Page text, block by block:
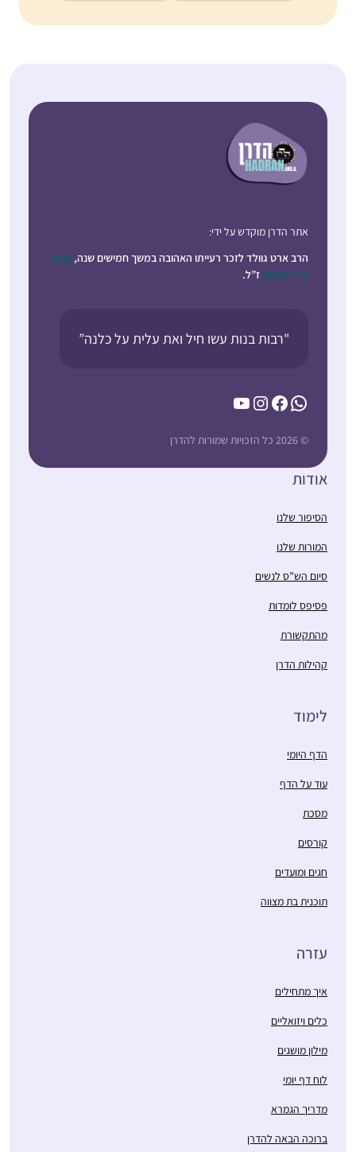
אתר הדרן מוקדש על ידי:
הרב ארט גוולד לזכר רעייתו האהובה במשך חמישים שנה, קרול
ג’וי רובינסון ז”ל.
"רבות בנות עשו חיל ואת עלית על כלנה”
WhatsApp
Facebook
Instagram
YouTube
© 2026 כל הזכויות שמורות להדרן
אודות
הסיפור שלנו
המורות שלנו
סיום הש”ס לנשים
פסיפס לומדות
מהתקשורת
קהילות הדרן
לימוד
הדף היומי
עוד על הדף
מסכת
קורסים
חגים ומועדים
תוכנית בת מצווה
עזרה
איך מתחילים
כלים ויזואליים
מילון מושגים
לוח דף יומי
מדריך הגמרא
ברוכה הבאה להדרן